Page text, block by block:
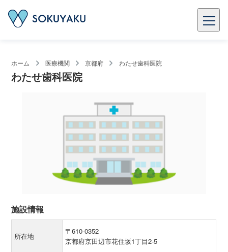
ホーム 医療機関 京都府 わたせ歯科医院
わたせ歯科医院
施設情報
所在地
〒610-0352
京都府京田辺市花住坂1丁目2-5